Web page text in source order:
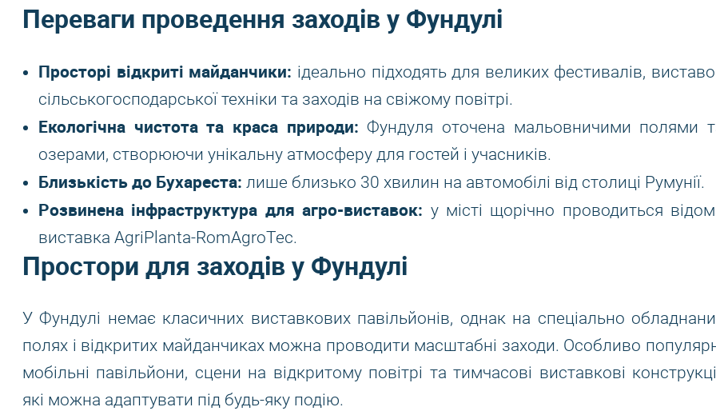
Переваги проведення заходів у Фундулі
Просторі відкриті майданчики: ідеально підходять для великих фестивалів,
сільськогосподарської техніки та заходів на свіжому повітрі.
Екологічна чистота та краса природи: Фундуля оточена мальовничими полями
озерами, створюючи унікальну атмосферу для гостей і учасників.
Близькість до Бухареста: лише близько 30 хвилин на автомобілі від столиці Румунії.
Розвинена інфраструктура для агро-виставок: у місті щорічно проводиться
виставка AgriPlanta-RomAgroTec.
Простори для заходів у Фундулі
У Фундулі немає класичних виставкових павільйонів, однак на спеціально
полях і відкритих майданчиках можна проводити масштабні заходи. Особливо
мобільні павільйони, сцени на відкритому повітрі та тимчасові виставкові
які можна адаптувати під будь-яку подію.